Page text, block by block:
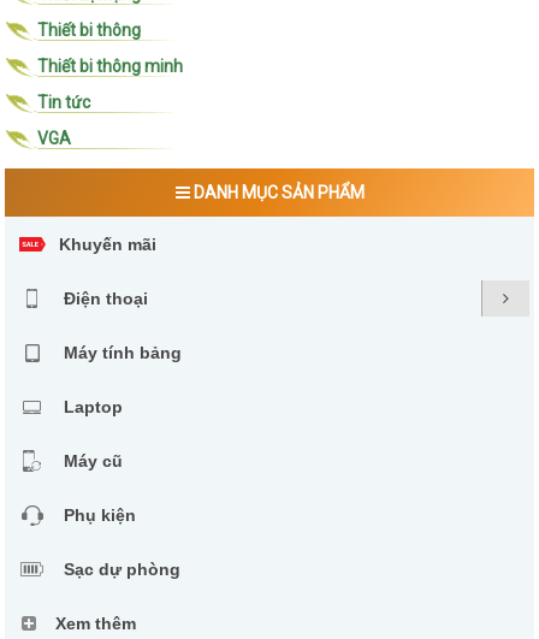
Thiết bi thông
Thiết bi thông minh
Tin tức
VGA
DANH MỤC SẢN PHẨM
Khuyến mãi
Điện thoại
Máy tính bảng
Laptop
Máy cũ
Phụ kiện
Sạc dự phòng
Xem thêm